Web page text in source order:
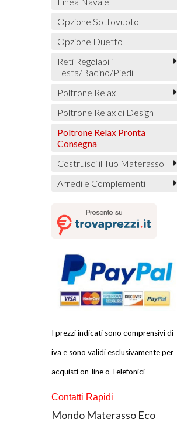
Opzione Sottovuoto
Opzione Duetto
Reti Regolabili
Testa/Bacino/Piedi
Poltrone Relax
Poltrone Relax di Design
Poltrone Relax Pronta
Consegna
Costruisci il Tuo Materasso
Arredi e Complementi
I prezzi indicati sono comprensivi di
iva e sono validi esclusivamente per
acquisti on-line o Telefonici
Contatti Rapidi
Mondo Materasso Eco